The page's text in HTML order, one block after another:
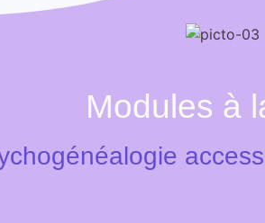
Modules à